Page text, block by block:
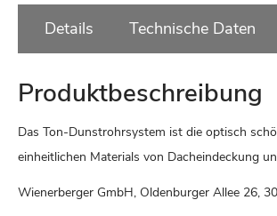
Details Technische Daten
Produktbeschreibung
Das Ton-Dunstrohrsystem ist die optisch
einheitlichen Materials von Dacheindeckung
Wienerberger GmbH, Oldenburger Allee 26,